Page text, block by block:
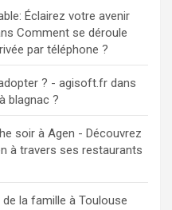
Éclairez votre avenir
Comment se déroule
par téléphone ?
? - agisoft.fr dans
blagnac ?
soir à Agen - Découvrez
à travers ses restaurants
la famille à Toulouse